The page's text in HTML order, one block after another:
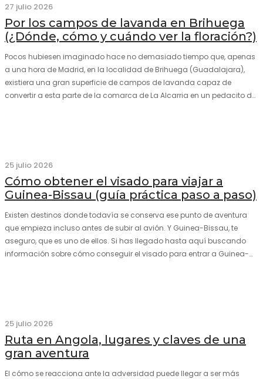
27 julio 2026
Por los campos de lavanda en Brihuega
(¿Dónde, cómo y cuándo ver la floración?)
Pocos hubiesen imaginado hace no demasiado tiempo que, apenas
a una hora de Madrid, en la localidad de Brihuega (Guadalajara),
existiera una gran superficie de campos de lavanda capaz de
convertir a esta parte de la comarca de La Alcarria en un pedacito de
25 julio 2026
Cómo obtener el visado para viajar a
Guinea-Bissau (guía práctica paso a paso)
Existen destinos donde todavía se conserva ese punto de aventura
que empieza incluso antes de subir al avión. Y Guinea-Bissau, te
aseguro, que es uno de ellos. Si has llegado hasta aquí buscando
información sobre cómo conseguir el visado para entrar a Guinea-
25 julio 2026
Ruta en Angola, lugares y claves de una
gran aventura
El cómo se reacciona ante la adversidad puede llegar a ser más